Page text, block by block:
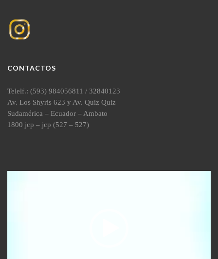
CONTACTOS
Telelf.: (593) 984056811 / 32840123
Av. Los Shyris 623 y Av. Quiz Quiz
Sudamérica – Ecuador – Ambato
1800 jcp – jcp (527 – 527)